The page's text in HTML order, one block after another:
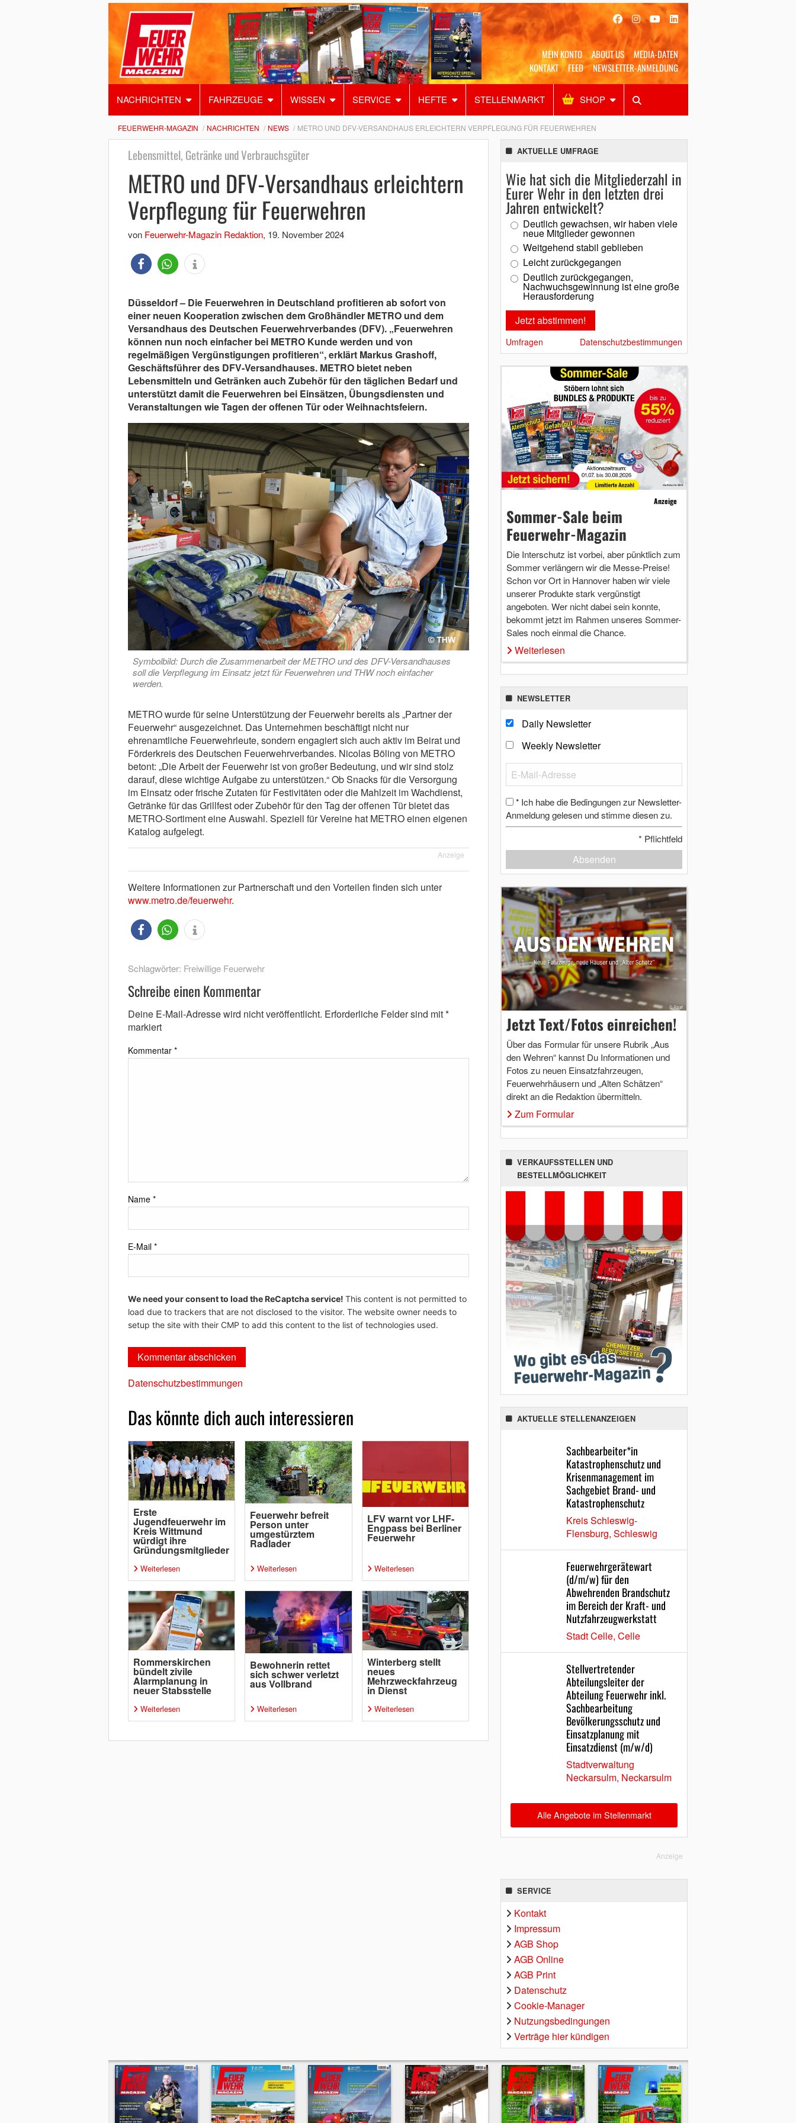
MEIN KONTO ABOUT US
MEDIA-DATEN
KONTAKT
FEED NEWSLETTER-ANMELDUNG
NACHRICHTEN FAHRZEUGE WISSEN SERVICE HEFTE STELLENMARKT SHOP
Alles Shop SUCHEN
FEUERWEHR-MAGAZIN NACHRICHTEN NEWS METRO UND DFV-VERSANDHAUS ERLEICHTERN VERPFLEGUNG FÜR FEUERWEHREN
Lebensmittel, Getränke und Verbrauchsgüter
METRO und DFV-Versandhaus erleichtern
Verpflegung für Feuerwehren
von Feuerwehr-Magazin Redaktion, 19. November 2024
Düsseldorf – Die Feuerwehren in Deutschland profitieren ab sofort von
einer neuen Kooperation zwischen dem Großhändler METRO und dem
Versandhaus des Deutschen Feuerwehrverbandes (DFV). „Feuerwehren
können nun noch einfacher bei METRO Kunde werden und von
regelmäßigen Vergünstigungen profitieren“, erklärt Markus Grashoff,
Geschäftsführer des DFV-Versandhauses. METRO bietet neben
Lebensmitteln und Getränken auch Zubehör für den täglichen Bedarf und
unterstützt damit die Feuerwehren bei Einsätzen, Übungsdiensten und
Veranstaltungen wie Tagen der offenen Tür oder Weihnachtsfeiern.
Symbolbild: Durch die Zusammenarbeit der METRO und des DFV-Versandhauses
soll die Verpflegung im Einsatz jetzt für Feuerwehren und THW noch einfacher
werden.
METRO wurde für seine Unterstützung der Feuerwehr bereits als „Partner der
Feuerwehr“ ausgezeichnet. Das Unternehmen beschäftigt nicht nur
ehrenamtliche Feuerwehrleute, sondern engagiert sich auch aktiv im Beirat und
Förderkreis des Deutschen Feuerwehrverbandes. Nicolas Böling von METRO
betont: „Die Arbeit der Feuerwehr ist von großer Bedeutung, und wir sind stolz
darauf, diese wichtige Aufgabe zu unterstützen.“ Ob Snacks für die Versorgung
im Einsatz oder frische Zutaten für Festivitäten oder die Mahlzeit im Wachdienst,
Getränke für das Grillfest oder Zubehör für den Tag der offenen Tür bietet das
METRO-Sortiment eine Auswahl. Speziell für Vereine hat METRO einen eigenen
Katalog aufgelegt.
Anzeige
Weitere Informationen zur Partnerschaft und den Vorteilen finden sich unter
www.metro.de/feuerwehr.
Schlagwörter: Freiwillige Feuerwehr
Schreibe einen Kommentar
Deine E-Mail-Adresse wird nicht veröffentlicht. Erforderliche Felder sind mit*
markiert
Kommentar *
Name *
E-Mail *
We need your consent to load the ReCaptcha service! This content is not permitted to
load due to trackers that are not disclosed to the visitor. The website owner needs to
setup the site with their CMP to add this content to the list of technologies used.
Datenschutzbestimmungen
Das könnte dich auch interessieren
Erste
Jugendfeuerwehr im
Kreis Wittmund
würdigt ihre
Gründungsmitglieder
Weiterlesen
Feuerwehr befreit
Person unter
umgestürztem
Radlader
Weiterlesen
LFV warnt vor LHF-
Engpass bei Berliner
Feuerwehr
Weiterlesen
Rommerskirchen
bündelt zivile
Alarmplanung in
neuer Stabsstelle
Weiterlesen
Bewohnerin rettet
sich schwer verletzt
aus Vollbrand
Weiterlesen
Winterberg stellt
neues
Mehrzweckfahrzeug
in Dienst
Weiterlesen
AKTUELLE UMFRAGE
Wie hat sich die Mitgliederzahl in
Eurer Wehr in den letzten drei
Jahren entwickelt?
Deutlich gewachsen, wir haben viele
neue Mitglieder gewonnen
Weitgehend stabil geblieben
Leicht zurückgegangen
Deutlich zurückgegangen,
Nachwuchsgewinnung ist eine große
Herausforderung
Umfragen Datenschutzbestimmungen
Anzeige
Sommer-Sale beim
Feuerwehr-Magazin
Die Interschutz ist vorbei, aber pünktlich zum
Sommer verlängern wir die Messe-Preise!
Schon vor Ort in Hannover haben wir viele
unserer Produkte stark vergünstigt
angeboten. Wer nicht dabei sein konnte,
bekommt jetzt im Rahmen unseres Sommer-
Sales noch einmal die Chance.
Weiterlesen
NEWSLETTER
Daily Newsletter
Weekly Newsletter
* Ich habe die Bedingungen zur Newsletter-
Anmeldung gelesen und stimme diesen zu.
* Pflichtfeld
Absenden
Jetzt Text/Fotos einreichen!
Über das Formular für unsere Rubrik „Aus
den Wehren“ kannst Du Informationen und
Fotos zu neuen Einsatzfahrzeugen,
Feuerwehrhäusern und „Alten Schätzen“
direkt an die Redaktion übermitteln.
Zum Formular
VERKAUFSSTELLEN UND
BESTELLMÖGLICHKEIT
AKTUELLE STELLENANZEIGEN
Sachbearbeiter*in
Katastrophenschutz und
Krisenmanagement im
Sachgebiet Brand- und
Katastrophenschutz
Kreis Schleswig-
Flensburg, Schleswig
Feuerwehrgerätewart
(d/m/w) für den
Abwehrenden Brandschutz
im Bereich der Kraft- und
Nutzfahrzeugwerkstatt
Stadt Celle, Celle
Stellvertretender
Abteilungsleiter der
Abteilung Feuerwehr inkl.
Sachbearbeitung
Bevölkerungsschutz und
Einsatzplanung mit
Einsatzdienst (m/w/d)
Stadtverwaltung
Neckarsulm, Neckarsulm
Alle Angebote im Stellenmarkt
Anzeige
SERVICE
Kontakt
Impressum
AGB Shop
AGB Online
AGB Print
Datenschutz
Cookie-Manager
Nutzungsbedingungen
Verträge hier kündigen